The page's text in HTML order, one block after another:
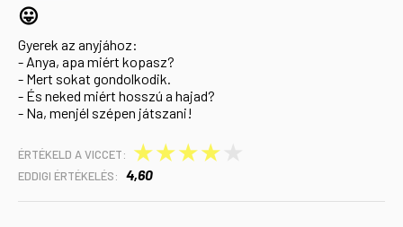
😛
Gyerek az anyjához:
- Anya, apa miért kopasz?
- Mert sokat gondolkodik.
- És neked miért hosszú a hajad?
- Na, menjél szépen játszani!
ÉRTÉKELD A VICCET: ★
★
★
★
EDDIGI ÉRTÉKELÉS: 4,60